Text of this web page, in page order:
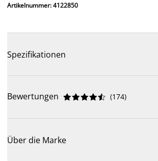
Artikelnummer: 4122850
Spezifikationen
Bewertungen 




 (174)
Über die Marke